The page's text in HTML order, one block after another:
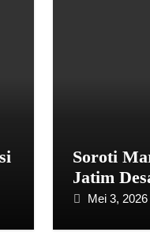
Soroti
Jatim
Mei 3, 2026